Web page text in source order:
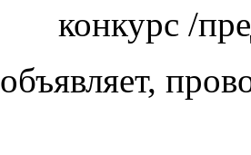
конкурс /
объявляет,